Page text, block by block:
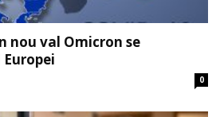
nou val Omicron se
0